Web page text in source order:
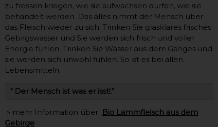
zu fressen kriegen, wie sie aufwachsen dürfen, wie sie
behandelt werden. Das alles nimmt der Mensch über
das Fleisch wieder zu sich. Trinken Sie glasklares frisches
Gebirgswasser und Sie werden sich frisch und voller
Energie fühlen. Trinken Sie Wasser aus dem Ganges und
sie werden sich unwohl fühlen. So ist es bei allen
Lebensmitteln.
" Der Mensch ist was er isst!."
» mehr Information über Bio Lammfleisch aus dem
Gebirge